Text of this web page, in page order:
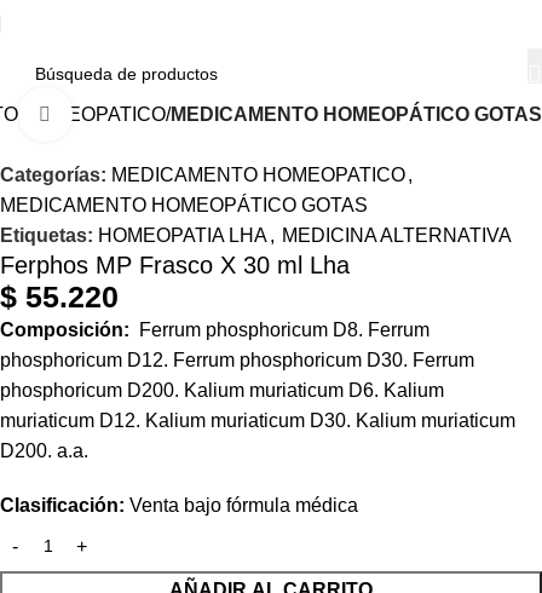
HOMEOPATICO MEDICAMENTO HOMEOPÁTICO GOTAS
Haga Click para agrandar
Categorías: MEDICAMENTO HOMEOPATICO,
MEDICAMENTO HOMEOPÁTICO GOTAS
Etiquetas: HOMEOPATIA LHA, MEDICINA ALTERNATIVA
Ferphos MP Frasco X 30 ml Lha
$ 55.220
Composición: Ferrum phosphoricum D8. Ferrum
phosphoricum D12. Ferrum phosphoricum D30. Ferrum
phosphoricum D200. Kalium muriaticum D6. Kalium
muriaticum D12. Kalium muriaticum D30. Kalium muriaticum
D200. a.a.
Clasificación: Venta bajo fórmula médica